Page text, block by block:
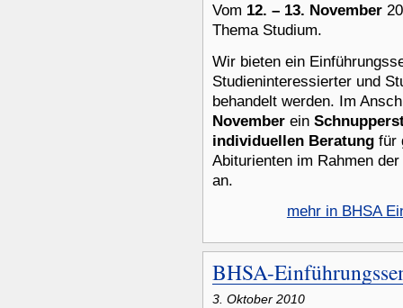
Vom 12. – 13. November
Thema Studium.
Wir bieten ein
Studieninteressierter und
behandelt werden. Im
Novemberein
individuellen Beratungfür
Abiturienten im Rahmen
an.
mehr in BHSA
BHSA-
3. Oktober 2010